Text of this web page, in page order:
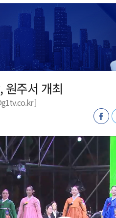
원주서 개최
]